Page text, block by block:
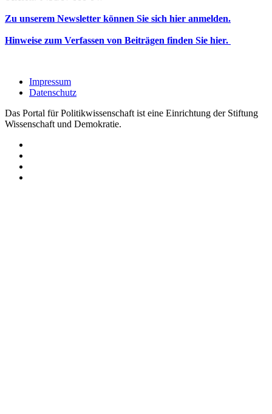
Zu unserem Newsletter können Sie sich hier anmelden.
Hinweise zum Verfassen von Beiträgen finden Sie hier.
Impressum
Datenschutz
Das Portal für Politikwissenschaft ist eine Einrichtung der Stiftung
Wissenschaft und Demokratie.